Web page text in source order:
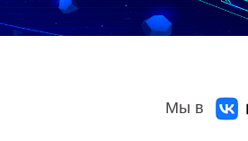
Мы в